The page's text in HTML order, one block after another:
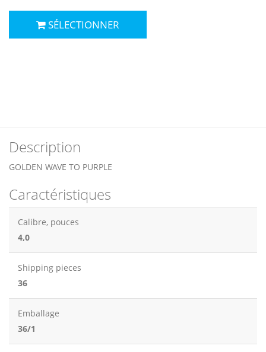
SÉLECTIONNER
Description
GOLDEN WAVE TO PURPLE
Caractéristiques
Calibre, pouces
4,0
Shipping pieces
36
Emballage
36/1